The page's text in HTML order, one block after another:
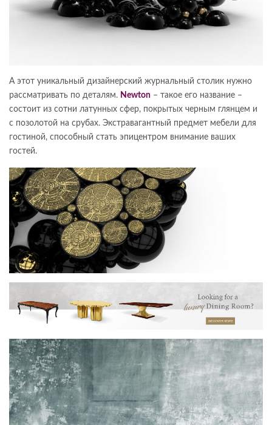
А этот уникальный дизайнерский журнальный столик нужно
рассматривать по деталям. Newton – такое его название –
состоит из сотни латунных сфер, покрытых черным глянцем и
с позолотой на срубах. Экстравагантный предмет мебели для
гостиной, способный стать эпицентром внимание ваших
гостей.